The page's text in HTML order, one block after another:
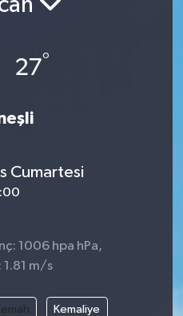
27°
Cumartesi
1006 hpa hPa,
1.81 m/s
Kemaliye